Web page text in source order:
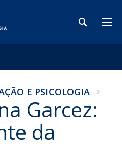
E PSICOLOGIA
Garcez:
da